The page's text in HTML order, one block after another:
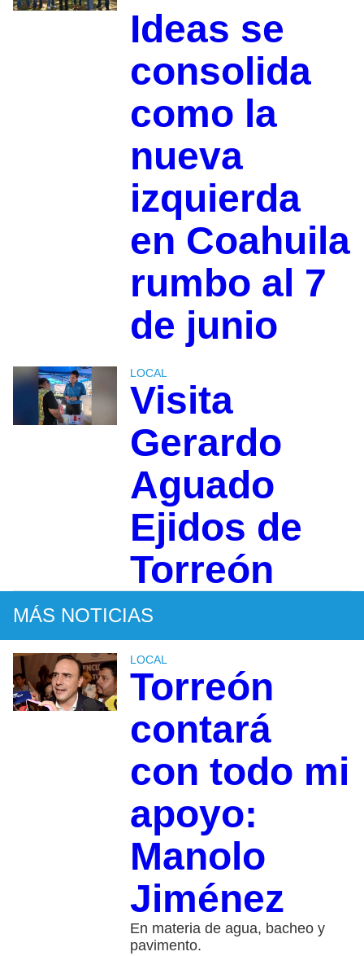
Ideas se
consolida
como la
nueva
izquierda
en Coahuila
rumbo al 7
de junio
LOCAL
Visita
Gerardo
Aguado
Ejidos de
Torreón
MÁS NOTICIAS
LOCAL
Torreón
contará
con todo mi
apoyo:
Manolo
Jiménez
En materia de agua, bacheo y
pavimento.